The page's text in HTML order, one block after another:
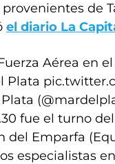
provenientes de
el diario La
Aérea en
Plata
fue el turno del
del Emparfa
especialistas